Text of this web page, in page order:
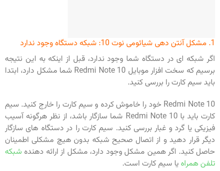
1. مشکل آنتن دهی شیائومی نوت 10: شبکه دستگاه وجود ندارد
اگر شبکه ای در دستگاه شما وجود ندارد، قبل از اینکه به این نتیجه
برسیم که سخت افزار موبایل Redmi Note 10 شما مشکل دارد، ابتدا
باید سیم کارت را بررسی کنید.
Redmi Note 10 خود را خاموش کرده و سیم کارت را خارج کنید. سیم
کارت باید با Redmi Note 10 شما سازگار باشد، از نظر هرگونه آسیب
فیزیکی یا گرد و غبار بررسی کنید. سیم کارت را در دستگاه های سازگار
دیگر قرار دهید و از اتصال صحیح شبکه بدون هیچ مشکلی اطمینان
حاصل کنید. اگر همین مشکل وجود دارد، مشکل از ارائه دهنده شبکه
تلفن همراه یا سیم کارت است.